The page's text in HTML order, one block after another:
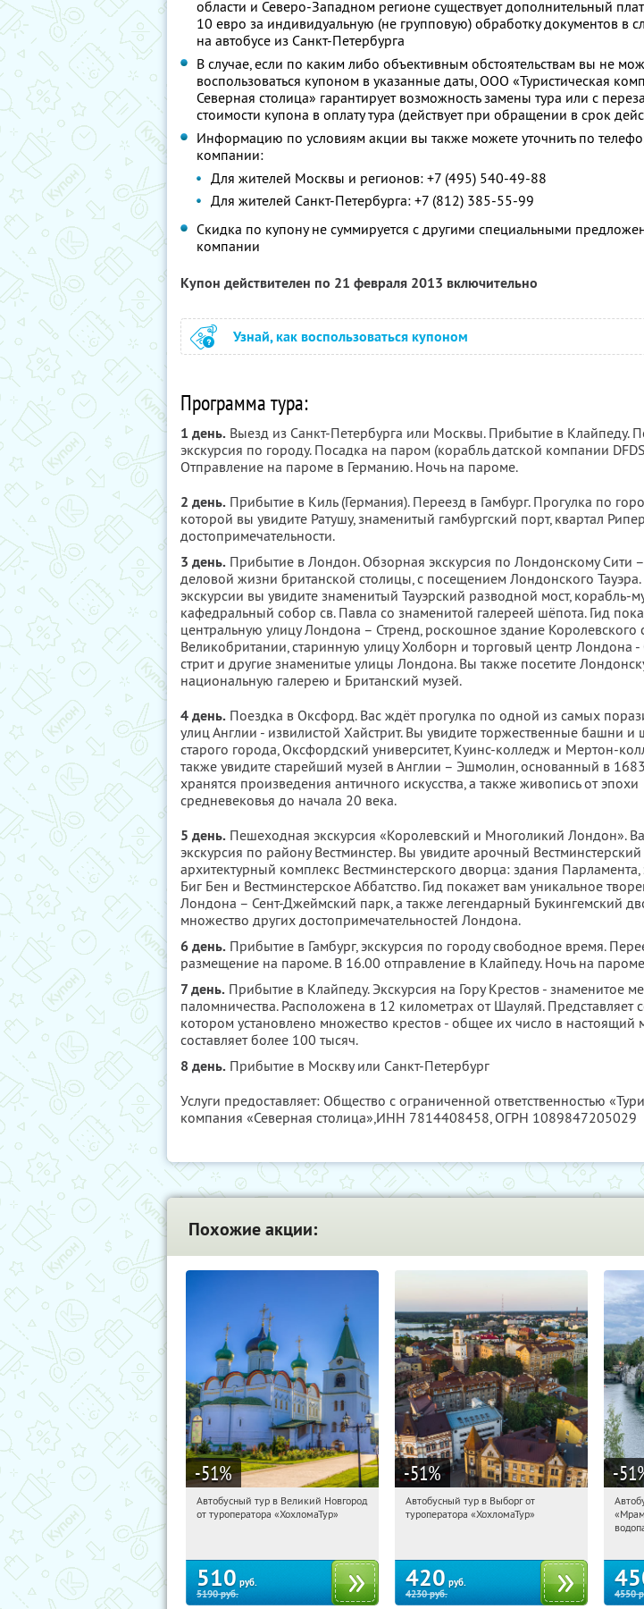
области и Северо-Западном регионе существует дополнительный
10 евро за индивидуальную (не групповую) обработку документов в
на автобусе из Санкт-Петербурга
В случае, если по каким либо объективным обстоятельствам вы не
воспользоваться купоном в указанные даты, ООО «Туристическая
Северная столица» гарантирует возможность замены тура или с
стоимости купона в оплату тура (действует при обращении в срок
Информацию по условиям акции вы также можете уточнить по
компании:
Для жителей Москвы и регионов: +7 (495) 540-49-88
Для жителей Санкт-Петербурга: +7 (812) 385-55-99
Скидка по купону не суммируется с другими специальными
компании
Купон действителен по 21 февраля 2013 включительно
Узнай, как воспользоваться купоном
Программа тура:
1 день. Выезд из Санкт-Петербурга или Москвы. Прибытие в Клайпеду.
экскурсия по городу. Посадка на паром (корабль датской компании
Отправление на пароме в Германию. Ночь на пароме.
2 день. Прибытие в Киль (Германия). Переезд в Гамбург. Прогулка по
которой вы увидите Ратушу, знаменитый гамбургский порт, квартал
достопримечательности.
3 день. Прибытие в Лондон. Обзорная экскурсия по Лондонскому Сити
деловой жизни британской столицы, с посещением Лондонского
экскурсии вы увидите знаменитый Тауэрский разводной мост, корабль-
кафедральный собор св. Павла со знаменитой галереей шёпота. Гид
центральную улицу Лондона – Стренд, роскошное здание Королевского
Великобритании, старинную улицу Холборн и торговый центр Лондона
стрит и другие знаменитые улицы Лондона. Вы также посетите
национальную галерею и Британский музей.
4 день. Поездка в Оксфорд. Вас ждёт прогулка по одной из самых
улиц Англии - извилистой Хайстрит. Вы увидите торжественные башни и
старого города, Оксфордский университет, Куинс-колледж и Мертон-
также увидите старейший музей в Англии – Эшмолин, основанный в 1683
хранятся произведения античного искусства, а также живопись от эпохи
средневековья до начала 20 века.
5 день. Пешеходная экскурсия «Королевский и Многоликий Лондон».
экскурсия по району Вестминстер. Вы увидите арочный Вестминстерский
архитектурный комплекс Вестминстерского дворца: здания
Биг Бен и Вестминстерское Аббатство. Гид покажет вам уникальное
Лондона – Сент-Джеймский парк, а также легендарный Букингемский
множество других достопримечательностей Лондона.
6 день. Прибытие в Гамбург, экскурсия по городу свободное время.
размещение на пароме. В 16.00 отправление в Клайпеду. Ночь на
7 день. Прибытие в Клайпеду. Экскурсия на Гору Крестов - знаменитое
паломничества. Расположена в 12 километрах от Шауляй. Представляет
котором установлено множество крестов - общее их число в настоящий
составляет более 100 тысяч.
8 день. Прибытие в Москву или Санкт-Петербург
Услуги предоставляет: Общество с ограниченной ответственностью
компания «Северная столица»,ИНН 7814408458, ОГРН 1089847205029
Похожие акции:
-51%
02:34:01 Купили:2
Автобусный тур в Великий Новгород
от туроператора «ХохломаТур»
510 руб.
5190руб.
-51%
02:34:01 Купили:
Автобусный тур в Выборг от
туроператора «ХохломаТур»
420 руб.
4230руб.
-51
4550